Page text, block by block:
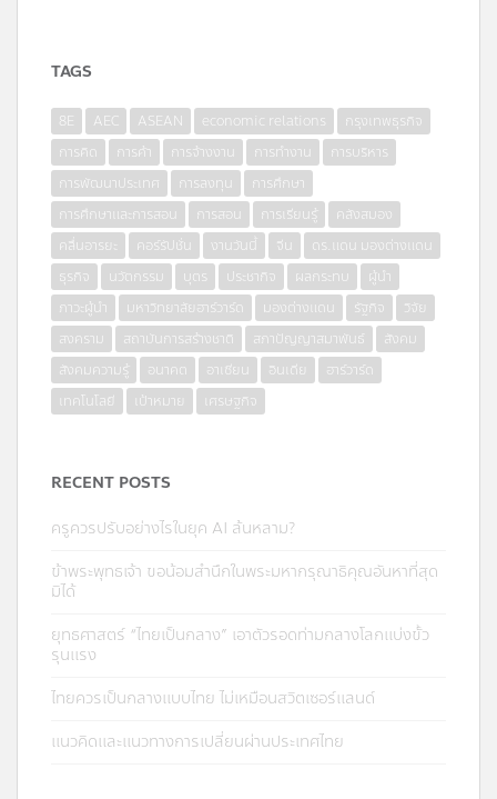
TAGS
8E AEC ASEAN economic relations
กรุงเทพธุรกิจ
การคิด
การค้า การจ้างงาน การทำงาน
การบริหาร
การพัฒนาประเทศ
การลงทุน
การศึกษา
การศึกษาและการสอน
การสอน การเรียนรู้
คลังสมอง
คลื่นอารยะ
คอร์รัปชั่น งานวันนี้ จีน
ดร.แดน มองต่างแดน
ธุรกิจ
นวัตกรรม บุตร ประชากิจ ผลกระทบ
ผู้นำ
ภาวะผู้นำ
มหาวิทยาลัยฮาร์วาร์ด มองต่างแดน รัฐกิจ
วิจัย
สงคราม
สถาบันการสร้างชาติ สภาปัญญาสมาพันธ์
สังคม
สังคมความรู้
อนาคต อาเซียน อินเดีย
ฮาร์วาร์ด
เทคโนโลยี
เป้าหมาย เศรษฐกิจ
RECENT POSTS
ครูควรปรับอย่างไรในยุค AI ล้นหลาม?
ข้าพระพุทธเจ้า ขอน้อมสำนึกในพระมหากรุณาธิคุณอันหาที่สุด
มิได้
ยุทธศาสตร์ “ไทยเป็นกลาง” เอาตัวรอดท่ามกลางโลกแบ่งขั้ว
รุนแรง
ไทยควรเป็นกลางแบบไทย ไม่เหมือนสวิตเซอร์แลนด์
แนวคิดและแนวทางการเปลี่ยนผ่านประเทศไทย